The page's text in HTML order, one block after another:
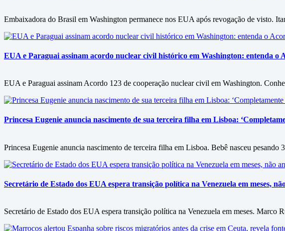
Embaixadora do Brasil em Washington permanece nos EUA após revogação de visto.
EUA e Paraguai assinam acordo nuclear civil histórico em Washington: entenda o
EUA e Paraguai assinam Acordo 123 de cooperação nuclear civil em Washington.
Princesa Eugenie anuncia nascimento de sua terceira filha em Lisboa:
Princesa Eugenie anuncia nascimento de terceira filha em Lisboa. Bebê nasceu
Secretário de Estado dos EUA espera transição política na Venezuela em meses,
Secretário de Estado dos EUA espera transição política na Venezuela em meses. Marco